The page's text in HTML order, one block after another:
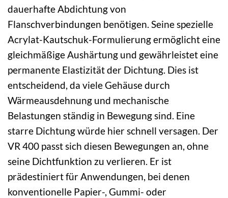
dauerhafte Abdichtung von
Flanschverbindungen benötigen. Seine spezielle
Acrylat-Kautschuk-Formulierung ermöglicht eine
gleichmäßige Aushärtung und gewährleistet eine
permanente Elastizität der Dichtung. Dies ist
entscheidend, da viele Gehäuse durch
Wärmeausdehnung und mechanische
Belastungen ständig in Bewegung sind. Eine
starre Dichtung würde hier schnell versagen. Der
VR 400 passt sich diesen Bewegungen an, ohne
seine Dichtfunktion zu verlieren. Er ist
prädestiniert für Anwendungen, bei denen
konventionelle Papier-, Gummi- oder